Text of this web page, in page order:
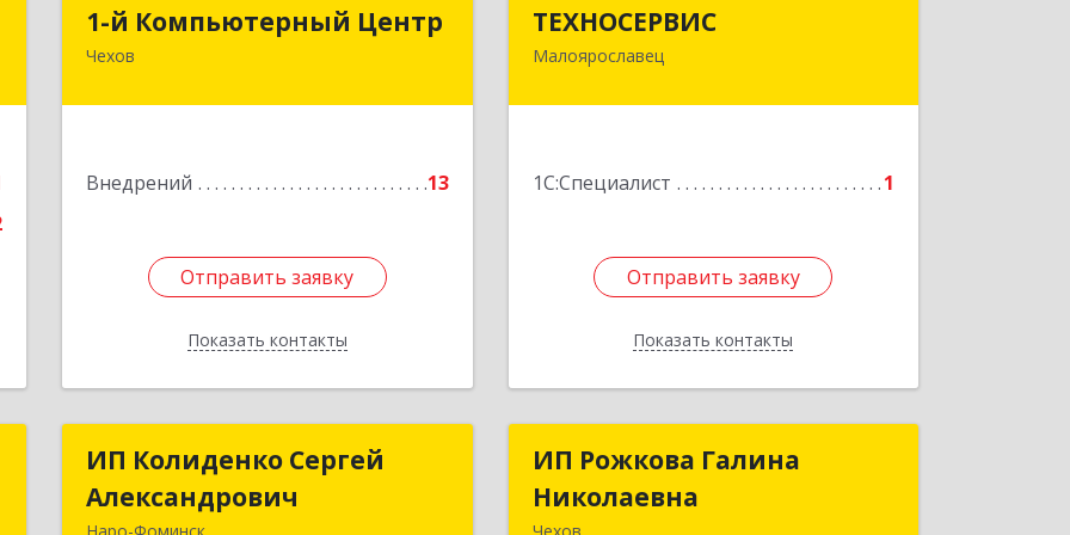
1-й Компьютерный Центр
Чехов
Внедрений 13
Отправить заявку
Показать контакты
142306, Московская обл, Чеховский р-
Отправить заявку
Назад
ТЕХНОСЕРВИС
Малоярославец
1С:Специалист 1
Отправить заявку
Показать контакты
Отправить заявку
Назад
ИП Колиденко Сергей
Александрович
ИП Колиденко Сергей
Александрович
ИП Рожкова Галина
Николаевна
ИП Рожкова Галина